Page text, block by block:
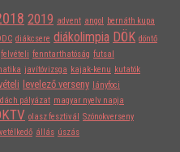
2019 advent angol bernáth kupa
diákcsere diákolimpia DÖK döntő
felvételi fenntarthatóság futsal
javítóvizsga kajak-kenu kutatók
levelező verseny lányfoci
pályázat magyar nyelv napja
olasz fesztivál Szónokverseny
vetélkedő állás úszás